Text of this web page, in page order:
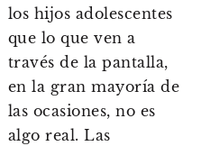
los hijos adolescentes
que lo que ven a
través de la pantalla,
en la gran mayoría de
las ocasiones, no es
algo real. Las